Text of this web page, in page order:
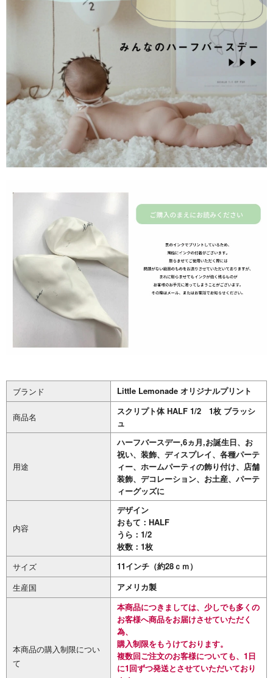
ブランド Little Lemonade オリジナルプリント
商品名
スクリプト体 HALF 1/2 1枚 ブラッシ
ュ
用途
ハーフバースデー,6ヵ月,お誕生日、お
祝い、装飾、ディスプレイ、各種パーテ
ィー、ホームパーティの飾り付け、店舗
装飾、デコレーション、お土産、パーテ
ィーグッズに
内容
デザイン
おもて：HALF
うら：1/2
枚数：1枚
サイズ
11インチ（約28ｃｍ）
生産国
アメリカ製
本商品の購入制限につい
て
本商品につきましては、少しでも多くの
お客様へ商品をお届けさせていただく
為、
購入制限をもうけております。
複数回ご注文のお客様についても、1日
に1回ずつ発送とさせていただいており